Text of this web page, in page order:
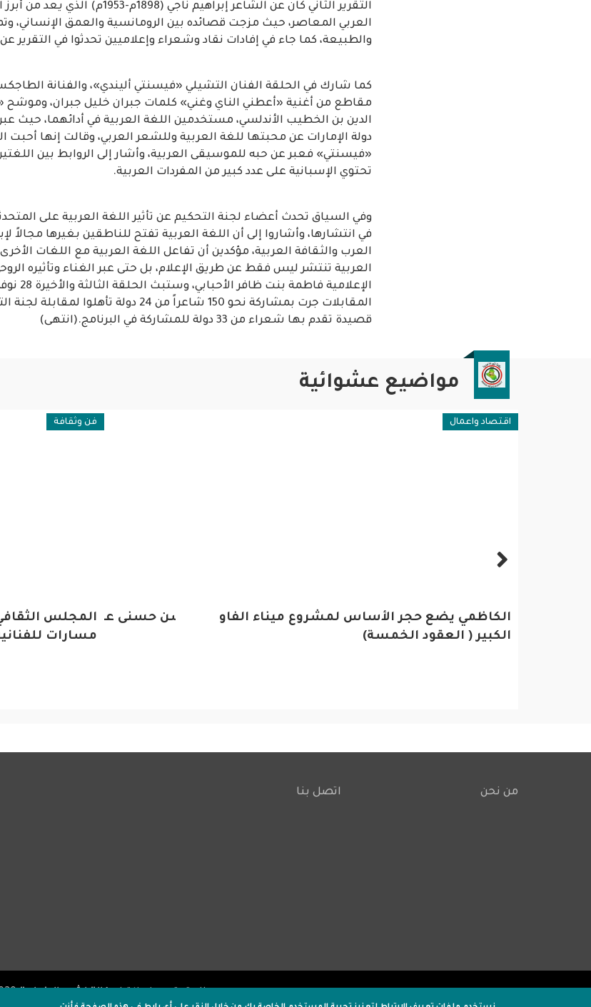
التقرير الثاني كان عن الشاعر إبراهيم
العربي المعاصر، حيث مزجت قصائده بين الرومانسية والعمق الإنساني،
والطبيعة، كما جاء في إفادات نقاد وشعراء وإعلاميين تحدثوا في التقرير
كما شارك في الحلقة الفنان التشيلي «فيسنتي أليندي»، والفنانة
مقاطع من أغنية «أعطني الناي وغني» كلمات جبران خليل جبران، وموشح
الدين بن الخطيب الأندلسي، مستخدمين اللغة العربية في أدائهما، حيث
دولة الإمارات عن محبتها للغة العربية وللشعر العربي، وقالت إنها أحبت
«فيسنتي» فعبر عن حبه للموسيقى العربية، وأشار إلى الروابط بين
تحتوي الإسبانية على عدد كبير من المفردات العربية.
وفي السياق تحدث أعضاء لجنة التحكيم عن تأثير اللغة العربية على
في انتشارها، وأشاروا إلى أن اللغة العربية تفتح للناطقين بغيرها مجالاً
العرب والثقافة العربية، مؤكدين أن تفاعل اللغة العربية مع اللغات
العربية تنتشر ليس فقط عن طريق الإعلام، بل حتى عبر الغناء وتأثيره
المقابلات جرت بمشاركة نحو 150 شاعراً من 24 دولة
قصيدة تقدم بها شعراء من 33 دولة للمشاركة في البرنامج.(انتهى)
مواضيع عشوائية
اقتصاد واعمال
الكاظمي يضع حجر الأساس لمشروع ميناء الفاو
الكبير ( العقود الخمسة)
وفاة الفنان الكبير حسن حسنى عن عمر 89 عامًا إثر
فن وثقافة
المجلس
مسارات
Footer
من نحن اتصل بنا